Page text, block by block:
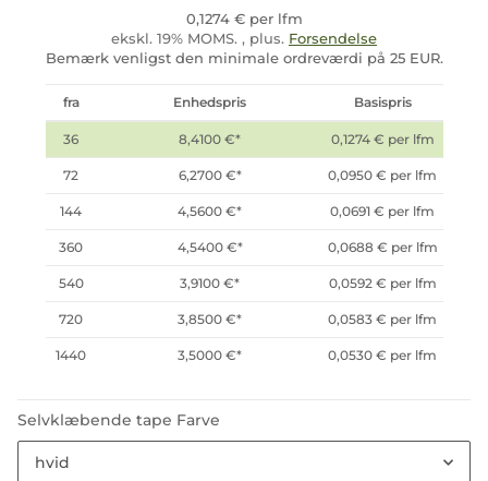
0,1274 € per lfm
ekskl. 19% MOMS. , plus. Forsendelse
Bemærk venligst den minimale ordreværdi på 25 EUR.
fra Enhedspris Basispris
36 8,4100 €* 0,1274 € per lfm
72 6,2700 €* 0,0950 € per lfm
144 4,5600 €* 0,0691 € per lfm
360 4,5400 €* 0,0688 € per lfm
540 3,9100 €* 0,0592 € per lfm
720 3,8500 €* 0,0583 € per lfm
1440 3,5000 €* 0,0530 € per lfm
Selvklæbende tape Farve
hvid